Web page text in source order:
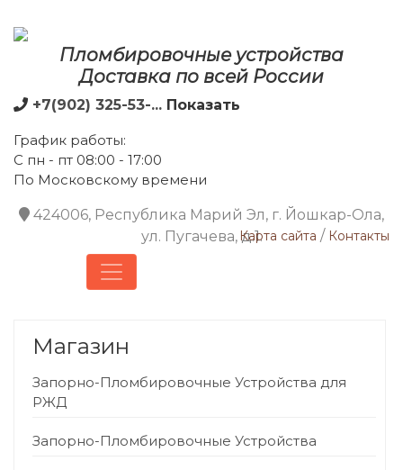
Пломбировочные устройства
Доставка по всей России
+7(902) 325-53-... Показать
График работы:
С пн - пт 08:00 - 17:00
По Московскому времени
424006, Республика Марий Эл, г. Йошкар-Ола,
ул. Пугачева, д.1.Карта сайта / Контакты
Магазин
Запорно-Пломбировочные Устройства для
РЖД
Запорно-Пломбировочные Устройства